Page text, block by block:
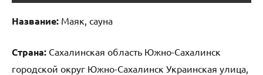
Название: Маяк, сауна
Страна: Сахалинская область Южно-Сахалинск
городской округ Южно-Сахалинск Украинская улица,